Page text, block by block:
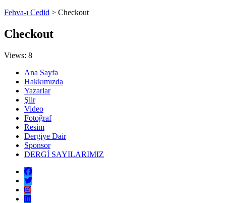
Fehva-ı Cedid > Checkout
Checkout
Views: 8
Ana Sayfa
Hakkımızda
Yazarlar
Şiir
Video
Fotoğraf
Resim
Dergiye Dair
Sponsor
DERGİ SAYILARIMIZ